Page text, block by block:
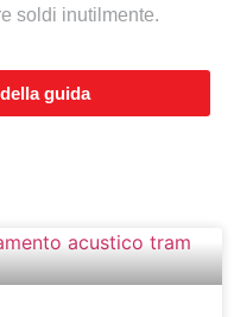
soldi inutilmente.
guida